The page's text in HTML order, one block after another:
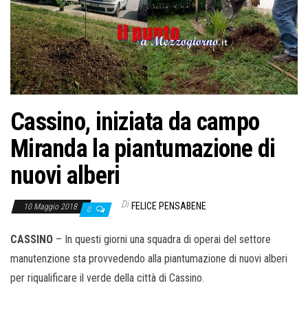
n
e
Cassino, iniziata da campo
Miranda la piantumazione di
nuovi alberi
10 Maggio 2018 0 Di FELICE PENSABENE
CASSINO – In questi giorni una squadra di operai del settore
manutenzione sta provvedendo alla piantumazione di nuovi alberi
per riqualificare il verde della città di Cassino.